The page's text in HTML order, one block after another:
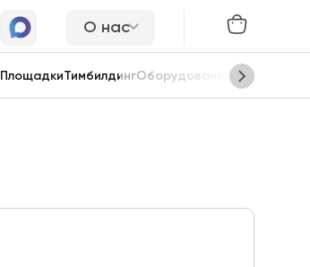
О нас
ПлощадкиТимбилдингОборудование Сцены